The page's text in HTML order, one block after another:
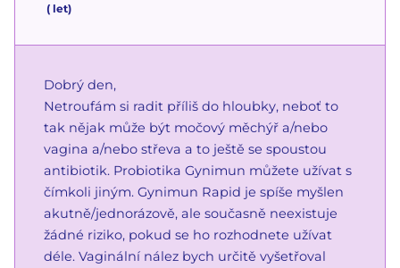
( let)
Dobrý den,
Netroufám si radit příliš do hloubky, neboť to
tak nějak může být močový měchýř a/nebo
vagina a/nebo střeva a to ještě se spoustou
antibiotik. Probiotika Gynimun můžete užívat s
čímkoli jiným. Gynimun Rapid je spíše myšlen
akutně/jednorázově, ale současně neexistuje
žádné riziko, pokud se ho rozhodnete užívat
déle. Vaginální nález bych určitě vyšetřoval